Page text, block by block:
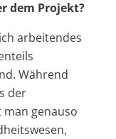
dem Projekt?
arbeitendes
Während
der
genauso